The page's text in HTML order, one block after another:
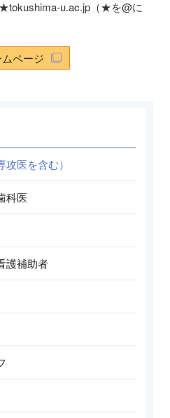
u.ac.jp（★を@に
ページ
攻医を含む）
科医
護補助者